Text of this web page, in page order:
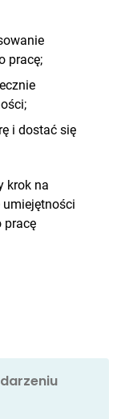
pracę;
i dostać się
krok na
pracę